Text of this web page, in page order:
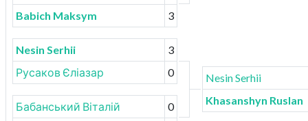
Babich Maksym
3
Nesin Serhii
3
Русаков Єліазар
0
Бабанський Віталій
0
Nesin Serhii
Khasanshyn Ruslan